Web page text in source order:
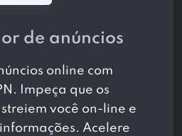
de anúncios
online com
Impeça que os
você on-line e
Acelere